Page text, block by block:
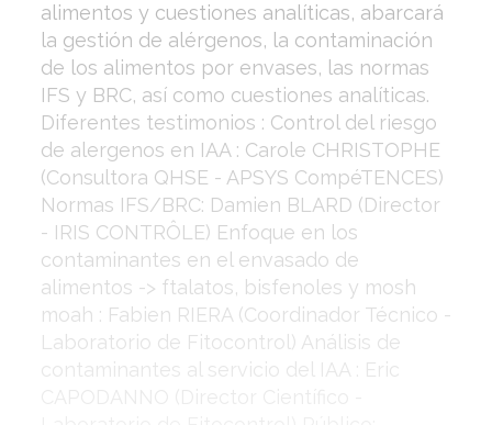
alimentos y cuestiones analíticas, abarcará
la gestión de alérgenos, la contaminación
de los alimentos por envases, las normas
IFS y BRC, así como cuestiones analíticas.
Diferentes testimonios : Control del riesgo
de alergenos en IAA : Carole CHRISTOPHE
(Consultora QHSE - APSYS CompéTENCES)
Normas IFS/BRC: Damien BLARD (Director
- IRIS CONTRÔLE) Enfoque en los
contaminantes en el envasado de
alimentos -> ftalatos, bisfenoles y mosh
moah : Fabien RIERA (Coordinador Técnico -
Laboratorio de Fitocontrol) Análisis de
contaminantes al servicio del IAA : Eric